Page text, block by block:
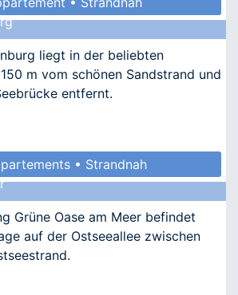
liegt in der beliebten
m vom schönen Sandstrand und
entfernt.
• Strandnah
Grüne Oase am Meer befindet
auf der Ostseeallee zwischen